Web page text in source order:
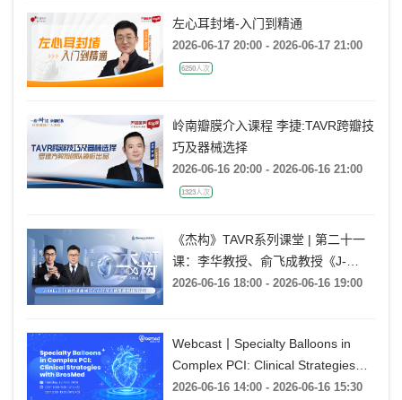
左心耳封堵-入门到精通
2026-06-17 20:00 - 2026-06-17 21:00
6250人次
岭南瓣膜介入课程 李捷:TAVR跨瓣技
巧及器械选择
2026-06-16 20:00 - 2026-06-16 21:00
1323人次
《杰构》TAVR系列课堂 | 第二十一
课：李华教授、俞飞成教授《J-
VALVE TF 治疗极度横位心AR：从
2026-06-16 18:00 - 2026-06-16 19:00
Webcast丨Specialty Balloons in
Complex PCI: Clinical Strategies
with BrosMed
2026-06-16 14:00 - 2026-06-16 15:30